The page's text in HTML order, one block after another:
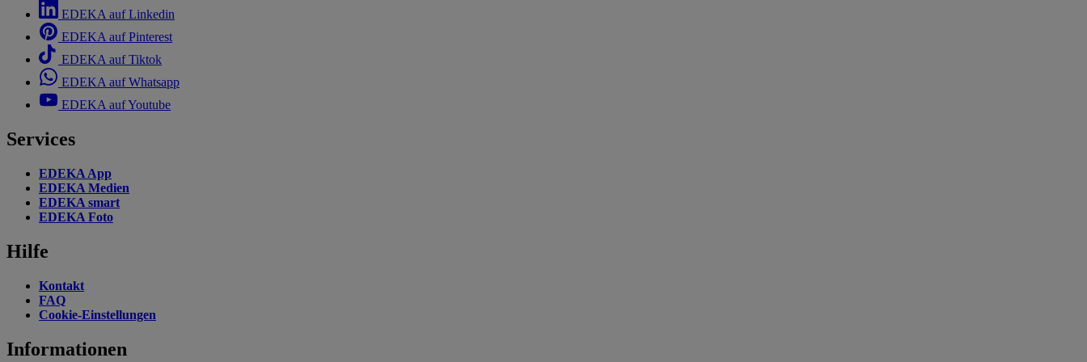
EDEKA auf Linkedin
EDEKA auf Pinterest
EDEKA auf Tiktok
EDEKA auf Whatsapp
EDEKA auf Youtube
Services
EDEKA App
EDEKA Medien
EDEKA smart
EDEKA Foto
Hilfe
Kontakt
FAQ
Cookie-Einstellungen
Informationen